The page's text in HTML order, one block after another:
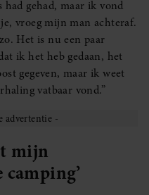
gehad, maar ik vond
vroeg mijn man achteraf.
Het is nu een paar
ik het heb gedaan, het
gegeven, maar ik weet
vatbaar vond.”
mijn